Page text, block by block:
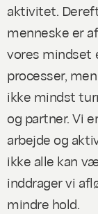
aktivitet.
menneske er
vores mindset
processer,
ikke mindst
og partner. Vi
arbejde og
ikke alle kan
inddrager vi
mindre hold.